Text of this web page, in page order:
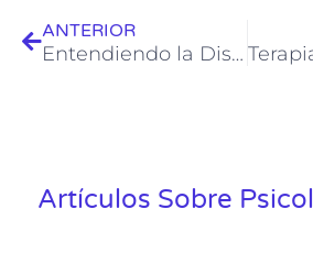
ANTERIOR
Entendiendo la Dislexia: Guía Completa sobre Causas, Síntomas y Estrategias
Artículos Sobre